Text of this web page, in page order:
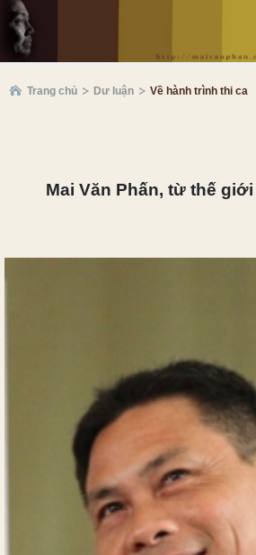
Trang chủ Dư luận Về hành trình thi ca
Mai Văn Phấn, từ thế